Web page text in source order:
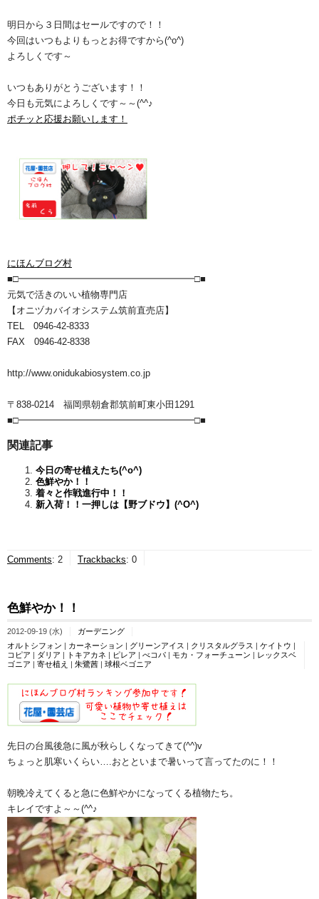
明日から３日間はセールですので！！
今回はいつもよりもっとお得ですから(^o^)
よろしくです～
いつもありがとうございます！！
今日も元気によろしくです～～(^^♪
ポチッと応援お願いします！
にほんブログ村
■□━━━━━━━━━━━━━━━━━━━□■
元気で活きのいい植物専門店
【オニヅカバイオシステム筑前直売店】
TEL 0946-42-8333
FAX 0946-42-8338
http://www.onidukabiosystem.co.jp
〒838-0214 福岡県朝倉郡筑前町東小田1291
■□━━━━━━━━━━━━━━━━━━━□■
関連記事
今日の寄せ植えたち(^o^)
色鮮やか！！
着々と作戦進行中！！
新入荷！！一押しは【野ブドウ】(^O^)
Comments: 2 Trackbacks: 0
色鮮やか！！
2012-09-19 (水)
ガーデニング
オルトシフォン | カーネーション | グリーンアイス | クリスタルグラス | ケイトウ |
コピア | ダリア | トキアカネ | ピレア | べコパ | モカ・フォーチューン | レックスベ
ゴニア | 寄せ植え | 朱鷺茜 | 球根ベゴニア
先日の台風後急に風が秋らしくなってきて(^^)v
ちょっと肌寒いくらい….おとといまで暑いって言ってたのに！！
朝晩冷えてくると急に色鮮やかになってくる植物たち。
キレイですよ～～(^^♪